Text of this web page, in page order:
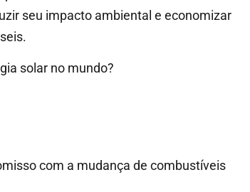
seu impacto ambiental e economizar
solar no mundo?
com a mudança de combustíveis